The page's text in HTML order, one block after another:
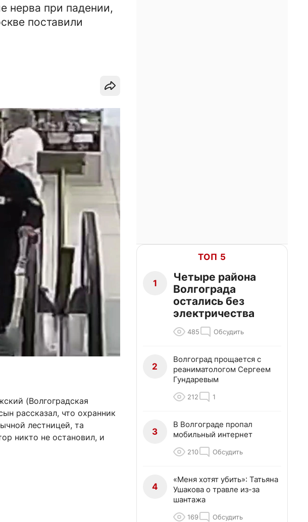
нерва при падении,
поставили
(Волгоградская
рассказал, что охранник
лестницей, та
никто не остановил, и
ТОП 5
1
Четыре района
Волгограда
остались без
электричества
485 Обсудить
2
Волгоград прощается с
реаниматологом Сергеем
Гундаревым
212 1
3
В Волгограде пропал
мобильный интернет
210 Обсудить
4
«Меня хотят убить»: Татьяна
Ушакова о травле из-за
шантажа
169 Обсудить